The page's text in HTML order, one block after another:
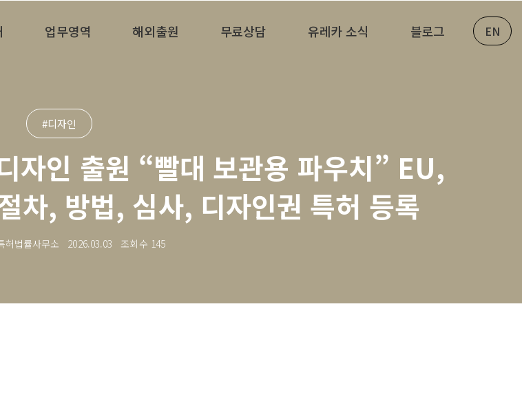
업무영역 해외출원 무료상담 유레카 소식 블로그 EN
#디자인
자인 출원 “빨대 보관용 파우치” EU,
차, 방법, 심사, 디자인권 특허 등록
허법률사무소 2026.03.03 조회수 145